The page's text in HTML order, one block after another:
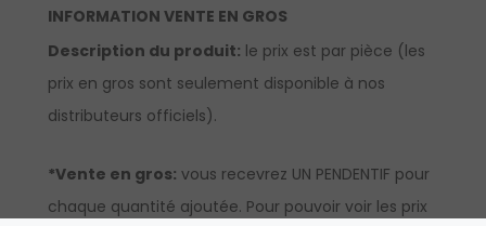
INFORMATION VENTE EN GROS
Description du produit: le prix est par pièce (les
prix en gros sont seulement disponible à nos
distributeurs officiels).
*Vente en gros: vous recevrez UN PENDENTIF pour
chaque quantité ajoutée. Pour pouvoir voir les prix